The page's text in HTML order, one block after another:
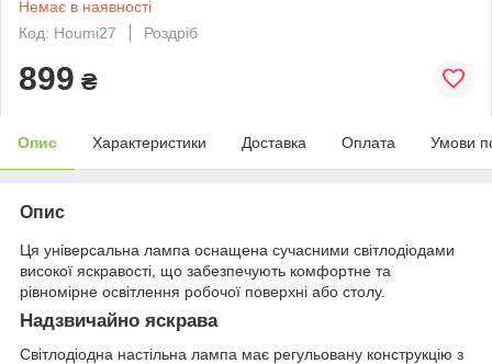
Немає в наявності
Код: Houmi27
Роздріб
899 ₴
Опис Характеристики Доставка Оплата Умови
Опис
Ця універсальна лампа оснащена сучасними світлодіодами
високої яскравості, що забезпечують комфортне та
рівномірне освітлення робочої поверхні або столу.
Надзвичайно яскрава
Світлодіодна настільна лампа має регульовану конструкцію з